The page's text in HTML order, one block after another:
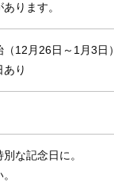
ります。
12月26日～1月3日）
り
な記念日に。